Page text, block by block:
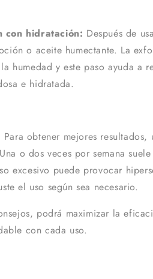
con hidratación: Después de
o aceite humectante. La
humedad y este paso ayuda
e hidratada.
Para obtener mejores
o dos veces por semana
excesivo puede provocar
el uso según sea necesario.
podrá maximizar la
con cada uso.